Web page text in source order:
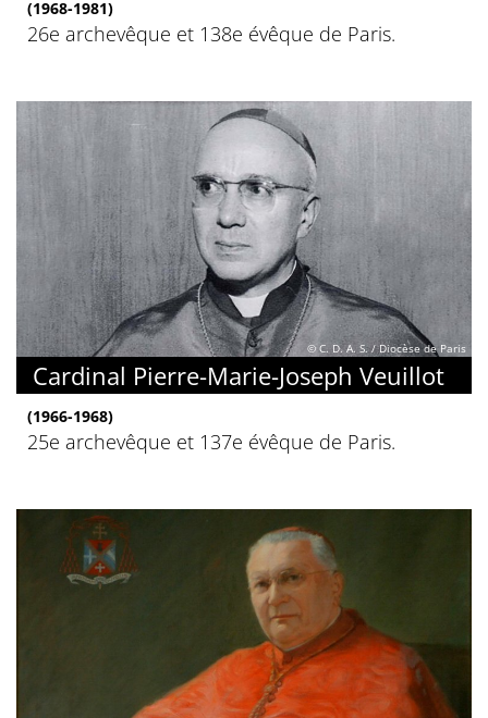
(1968-1981)
26e archevêque et 138e évêque de Paris.
© C. D. A. S. / Diocèse de Paris
Cardinal Pierre-Marie-Joseph Veuillot
(1966-1968)
25e archevêque et 137e évêque de Paris.